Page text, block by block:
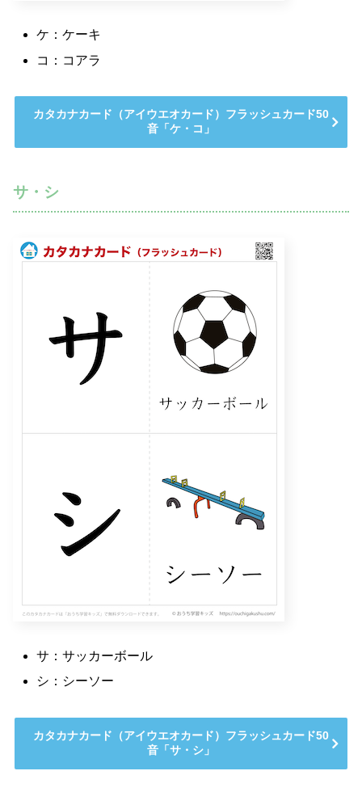
ケ：ケーキ
コ：コアラ
カタカナカード（アイウエオカード）フラッシュカード50
音「ケ・コ」
サ・シ
サ：サッカーボール
シ：シーソー
カタカナカード（アイウエオカード）フラッシュカード50
音「サ・シ」